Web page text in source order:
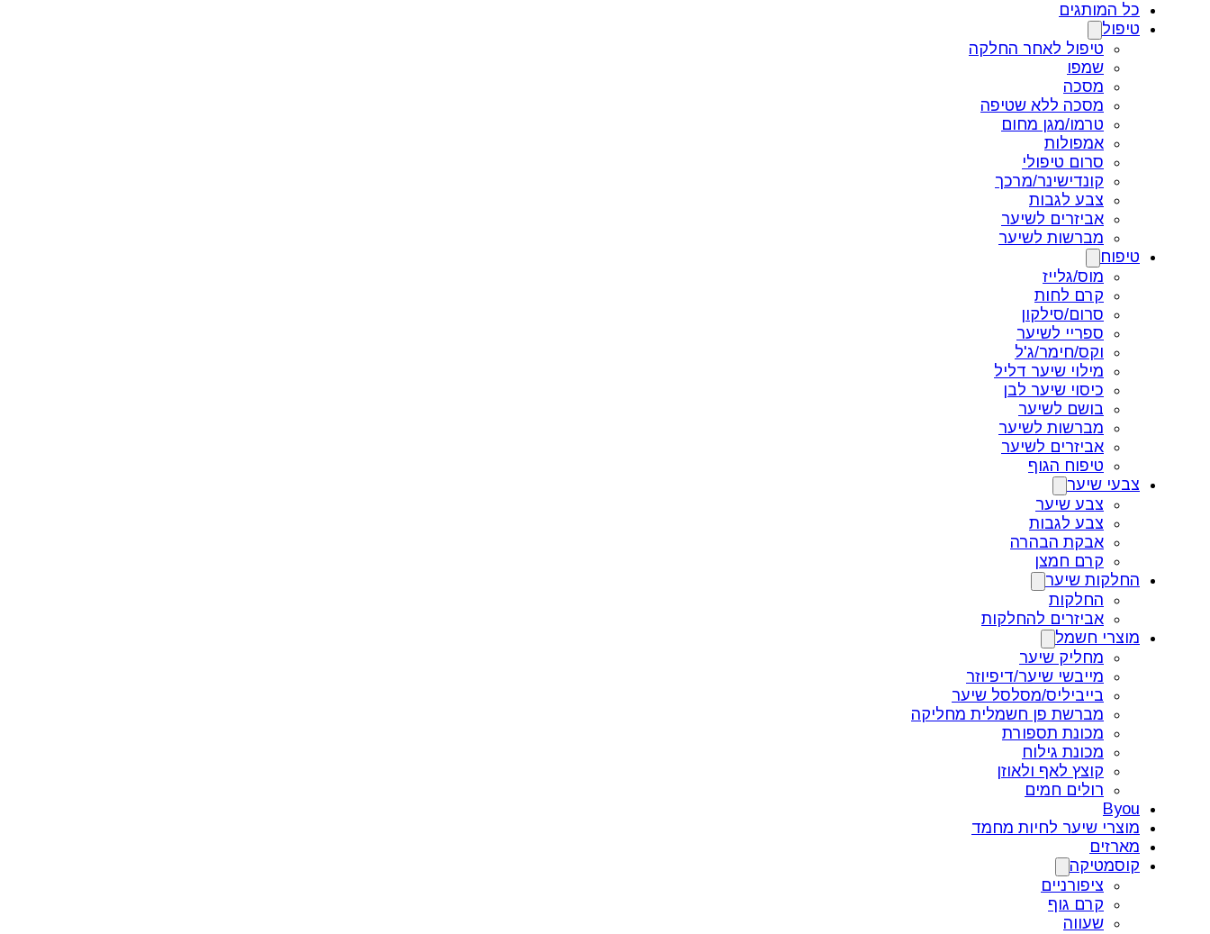
כל המותגים
טיפול
טיפול לאחר החלקה
שמפו
מסכה
מסכה ללא שטיפה
טרמו/מגן מחום
אמפולות
סרום טיפולי
קונדישינר/מרכך
צבע לגבות
אביזרים לשיער
מברשות לשיער
טיפוח
מוס/גלייז
קרם לחות
סרום/סילקון
ספריי לשיער
וקס/חימר/ג'ל
מילוי שיער דליל
כיסוי שיער לבן
בושם לשיער
מברשות לשיער
אביזרים לשיער
טיפוח הגוף
צבעי שיער
צבע שיער
צבע לגבות
אבקת הבהרה
קרם חמצן
החלקות שיער
החלקות
אביזרים להחלקות
מוצרי חשמל
מחליק שיער
מייבשי שיער/דיפיוזר
בייביליס/מסלסל שיער
מברשת פן חשמלית מחליקה
מכונת תספורת
מכונת גילוח
קוצץ לאף ולאוזן
רולים חמים
Byou
מוצרי שיער לחיות מחמד
מארזים
קוסמטיקה
ציפורניים
קרם גוף
שעווה